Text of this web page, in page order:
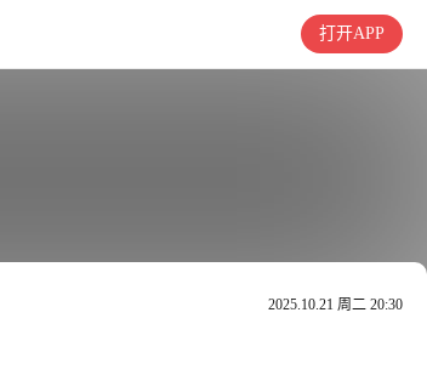
打开APP
2025.10.21 周二 20:30